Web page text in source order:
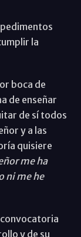
la
boca de
de enseñar
de sí todos
y a las
quisiere
me ha
ni me he
convocatoria
y de su